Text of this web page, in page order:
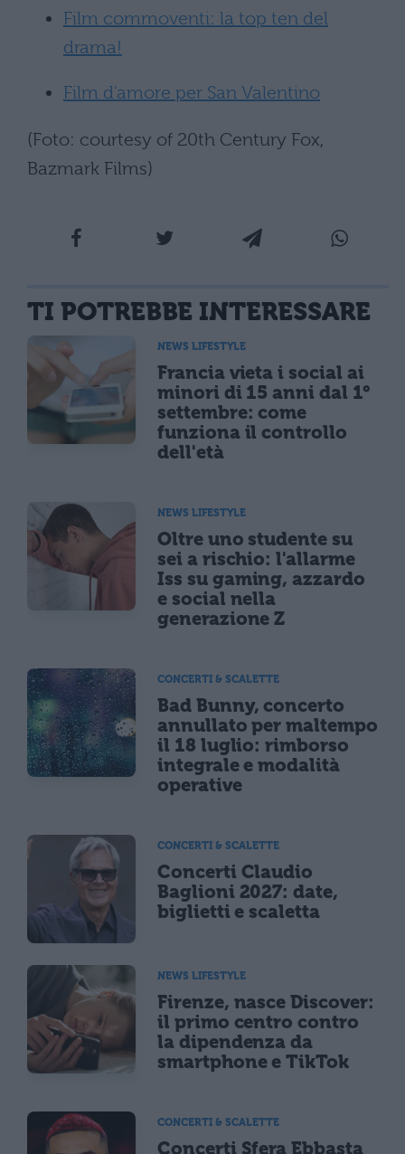
Film commoventi: la top ten del
drama!
Film d'amore per San Valentino
(Foto: courtesy of 20th Century Fox,
Bazmark Films)
TI POTREBBE INTERESSARE
NEWS LIFESTYLE
Francia vieta i social ai
minori di 15 anni dal 1°
settembre: come
funziona il controllo
dell'età
NEWS LIFESTYLE
Oltre uno studente su
sei a rischio: l'allarme
Iss su gaming, azzardo
e social nella
generazione Z
CONCERTI & SCALETTE
Bad Bunny, concerto
annullato per maltempo
il 18 luglio: rimborso
integrale e modalità
operative
CONCERTI & SCALETTE
Concerti Claudio
Baglioni 2027: date,
biglietti e scaletta
NEWS LIFESTYLE
Firenze, nasce Discover:
il primo centro contro
la dipendenza da
smartphone e TikTok
CONCERTI & SCALETTE
Concerti Sfera Ebbasta